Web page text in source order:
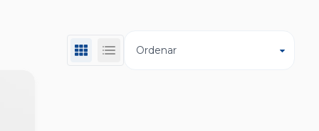
Ordenar